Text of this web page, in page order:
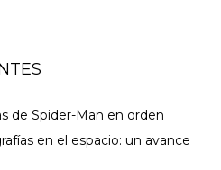
de Spider-Man en orden
en el espacio: un avance